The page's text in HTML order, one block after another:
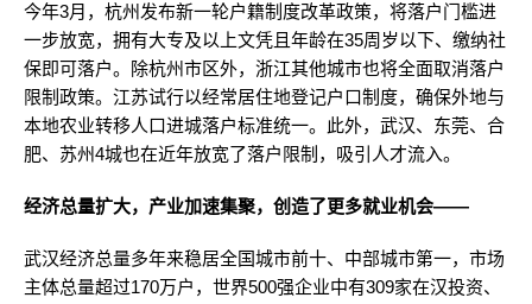
今年3月，杭州发布新一轮户籍制度改革政策，将落户门槛进
一步放宽，拥有大专及以上文凭且年龄在35周岁以下、缴纳社
保即可落户。除杭州市区外，浙江其他城市也将全面取消落户
限制政策。江苏试行以经常居住地登记户口制度，确保外地与
本地农业转移人口进城落户标准统一。此外，武汉、东莞、合
肥、苏州4城也在近年放宽了落户限制，吸引人才流入。
经济总量扩大，产业加速集聚，创造了更多就业机会——
武汉经济总量多年来稳居全国城市前十、中部城市第一，市场
主体总量超过170万户，世界500强企业中有309家在汉投资、